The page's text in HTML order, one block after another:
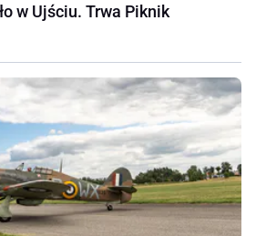
w Ujściu. Trwa Piknik